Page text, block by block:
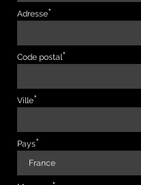
Adresse
Code postal
Ville
Pays